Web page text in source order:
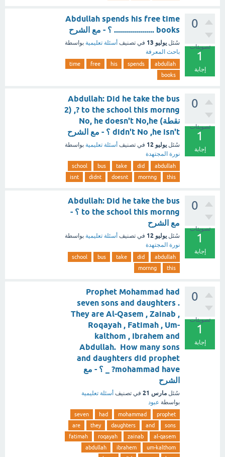
0
تصويتات
1
إجابة
Abdullah spends his free time
.................... books ؟ - مع الشرح
سُئل يوليو 13 في تصنيف أسئلة تعليمية بواسطة
باحث المعرفة
abdullah
spends
his
free
time
books
0
تصويتات
1
إجابة
Abdullah: Did he take the bus
to the school this mornng ?, (2
نقطة) No, he doesn't No,he
didn't No ,he isn't ؟ - مع الشرح
سُئل يوليو 12 في تصنيف أسئلة تعليمية بواسطة
نورة المجتهدة
abdullah
did
take
bus
school
this
mornng
doesnt
didnt
isnt
0
تصويتات
1
إجابة
Abdullah: Did he take the bus
to the school this mornng ؟ -
مع الشرح
سُئل يوليو 12 في تصنيف أسئلة تعليمية بواسطة
نورة المجتهدة
abdullah
did
take
bus
school
this
mornng
0
تصويتات
1
إجابة
Prophet Mohammad had
seven sons and daughters .
They are Al-Qasem , Zainab ,
Roqayah , Fatimah , Um-
kalthom , Ibrahem and
Abdullah. How many sons
and daughters did prophet
mohammad have? _ ؟ - مع
الشرح
سُئل مارس 21 في تصنيف أسئلة تعليمية
بواسطة عبود
prophet
mohammad
had
seven
sons
and
daughters
they
are
al-qasem
zainab
roqayah
fatimah
um-kalthom
ibrahem
abdullah